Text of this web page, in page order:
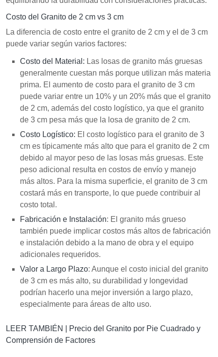
Costo del Granito de 2 cm vs 3 cm
La diferencia de costo entre el granito de 2 cm y el de 3 cm
puede variar según varios factores:
Costo del Material: Las losas de granito más gruesas
generalmente cuestan más porque utilizan más materia
prima. El aumento de costo para el granito de 3 cm
puede variar entre un 10% y un 20% más que el granito
de 2 cm, además del costo logístico, ya que el granito
de 3 cm pesa más que la losa de granito de 2 cm.
Costo Logístico: El costo logístico para el granito de 3
cm es típicamente más alto que para el granito de 2 cm
debido al mayor peso de las losas más gruesas. Este
peso adicional resulta en costos de envío y manejo
más altos. Para la misma superficie, el granito de 3 cm
costará más en transporte, lo que puede contribuir al
costo total.
Fabricación e Instalación: El granito más grueso
también puede implicar costos más altos de fabricación
e instalación debido a la mano de obra y el equipo
adicionales requeridos.
Valor a Largo Plazo: Aunque el costo inicial del granito
de 3 cm es más alto, su durabilidad y longevidad
podrían hacerlo una mejor inversión a largo plazo,
especialmente para áreas de alto uso.
LEER TAMBIÉN |
Precio del Granito por Pie Cuadrado y
Comprensión de Factores